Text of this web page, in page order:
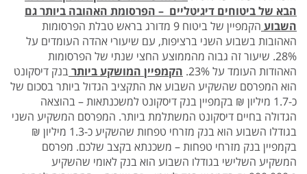
הבא של ביטוחים דיגיטליים – הפרסומת האהובה ביותר גם
השבוע
הקמפיין של ביטוח 9 מדורג בראש טבלת הפרסומות
האהובות בשבוע השני ברציפות, עם שיעורי אהדה העומדים על
28%. שיעור זה גבוה מהממוצע החצי שנתי של הפרסומות
האהודות העומד על 23%.
הקמפיין המושקע ביותרבנק דיסקונט
הוא המפרסם שהשקיע השבוע את התקציב הגדול ביותר בסכום של
כ-1.7 מיליון ₪ בקמפיין בנק דיסקונט למשכנתאות – בהוצאה
הגדולה בחיים דיסקונט המשתלמת ביותר. המפרסם המשקיע השני
בגודלו השבוע הוא בנק מזרחי טפחות שהשקיע כ-1.3 מיליון ₪
בקמפיין בנק מזרחי טפחות – משכנתא בקצב שלכם. מפרסם
המשקיע השלישי בגודלו השבוע הוא בנק לאומי שהשקיע